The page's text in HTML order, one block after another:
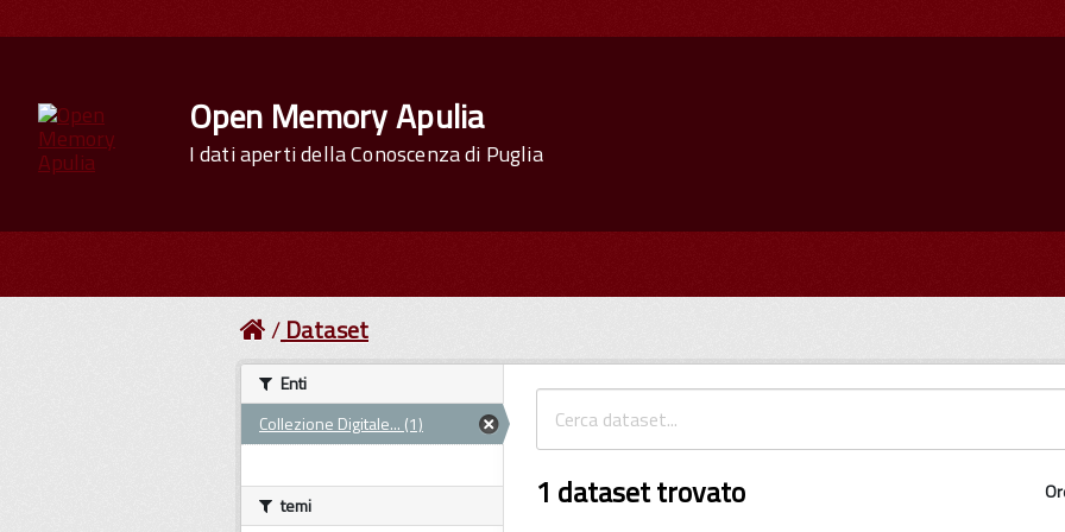
Open Memory Apulia
I dati aperti della Conoscenza di Puglia
Dataset
1 dataset trovato
Enti
Collezione Digitale... (1)
temi